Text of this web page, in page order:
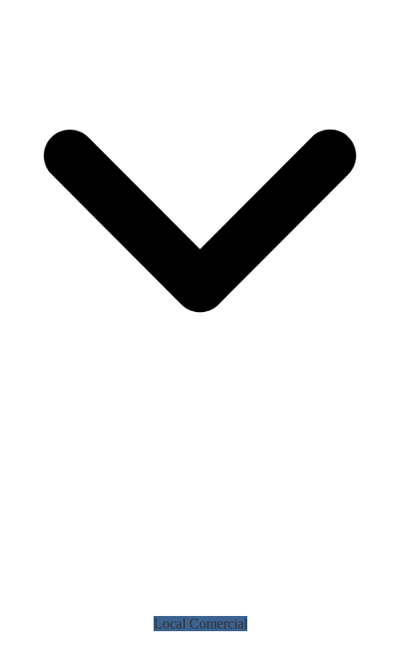
Local Comercial